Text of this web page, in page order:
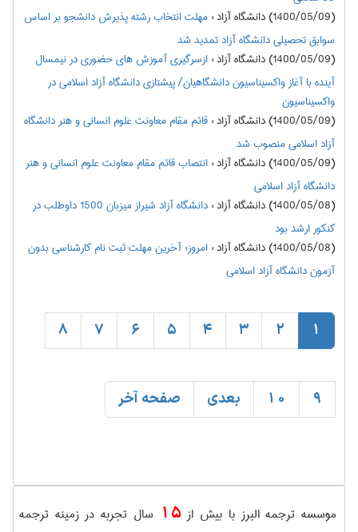
(1400/05/09) دانشگاه آزاد
:مهلت انتخاب رشته پذیرش دانشجو بر اساس
سوابق تحصیلی دانشگاه آزاد تمدید شد
(1400/05/09) دانشگاه آزاد
:ازسرگیری آموزش های حضوری در نیمسال
آینده با آغاز واکسیناسیون دانشگاهیان/ پیشتازی دانشگاه آزاد اسلامی در
واکسیناسیون
(1400/05/09) دانشگاه آزاد
:قائم مقام معاونت علوم انسانی و هنر دانشگاه
آزاد اسلامی منصوب شد
(1400/05/09) دانشگاه آزاد
:انتصاب قائم مقام معاونت علوم انسانی و هنر
دانشگاه آزاد اسلامی
(1400/05/08) دانشگاه آزاد
:
دانشگاه آزاد شیراز میزبان 1500 داوطلب در
کنکور ارشد بود
(1400/05/08) دانشگاه آزاد
:امروز؛ آخرین مهلت ثبت نام کارشناسی بدون
آزمون دانشگاه آزاد اسلامی
1
2
3
4
5
6
7
8
9
10 بعدی صفحه آخر
موسسه ترجمه البرز با بیش از15 سال تجربه در زمینه ترجمه